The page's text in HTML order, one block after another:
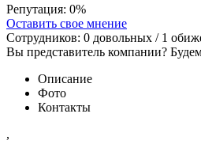
Репутация: 0%
Оставить свое мнение
Сотрудников: 0 довольных / 1
Вы представитель компании?
Описание
Фото
Контакты
,